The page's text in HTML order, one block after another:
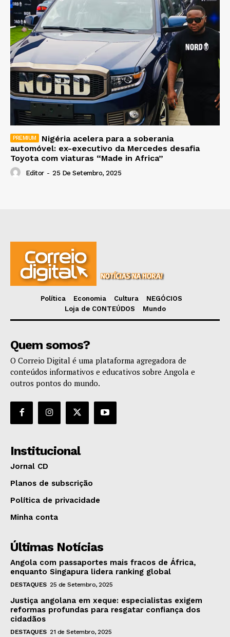
Nigéria acelera para a soberania
automóvel: ex-executivo da Mercedes desafia
Toyota com viaturas “Made in Africa”
Editor - 25 De Setembro, 2025
Política Economia Cultura
NEGÓCIOS
Loja de CONTEÚDOS
Mundo
Quem somos?
O Correio Digital é uma plataforma agregadora de
conteúdos informativos e educativos sobre Angola e
outros pontos do mundo.
Institucional
Jornal CD
Planos de subscrição
Política de privacidade
Minha conta
Últimas Notícias
Angola com passaportes mais fracos de África,
enquanto Singapura lidera ranking global
DESTAQUES 25 de Setembro, 2025
Justiça angolana em xeque: especialistas exigem
reformas profundas para resgatar confiança dos
cidadãos
DESTAQUES 21 de Setembro, 2025